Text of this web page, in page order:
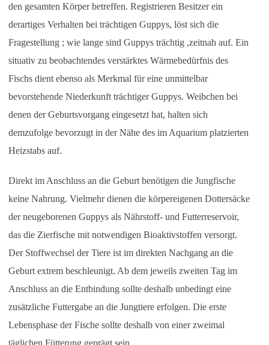
den gesamten Körper betreffen. Registrieren Besitzer ein
derartiges Verhalten bei trächtigen Guppys, löst sich die
Fragestellung ; wie lange sind Guppys trächtig ,zeitnah auf. Ein
situativ zu beobachtendes verstärktes Wärmebedürfnis des
Fischs dient ebenso als Merkmal für eine unmittelbar
bevorstehende Niederkunft trächtiger Guppys. Weibchen bei
denen der Geburtsvorgang eingesetzt hat, halten sich
demzufolge bevorzugt in der Nähe des im Aquarium platzierten
Heizstabs auf.
Direkt im Anschluss an die Geburt benötigen die Jungfische
keine Nahrung. Vielmehr dienen die körpereigenen Dottersäcke
der neugeborenen Guppys als Nährstoff- und Futterreservoir,
das die Zierfische mit notwendigen Bioaktivstoffen versorgt.
Der Stoffwechsel der Tiere ist im direkten Nachgang an die
Geburt extrem beschleunigt. Ab dem jeweils zweiten Tag im
Anschluss an die Entbindung sollte deshalb unbedingt eine
zusätzliche Futtergabe an die Jungtiere erfolgen. Die erste
Lebensphase der Fische sollte deshalb von einer zweimal
täglichen Fütterung geprägt sein.